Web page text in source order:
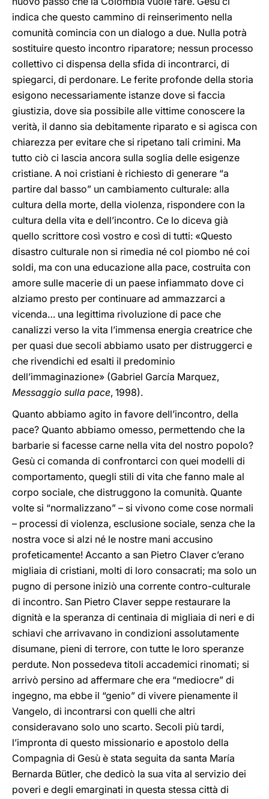
indica che questo cammino di reinserimento nella
comunità comincia con un dialogo a due. Nulla potrà
sostituire questo incontro riparatore; nessun processo
collettivo ci dispensa della sfida di incontrarci, di
spiegarci, di perdonare. Le ferite profonde della storia
esigono necessariamente istanze dove si faccia
giustizia, dove sia possibile alle vittime conoscere la
verità, il danno sia debitamente riparato e si agisca con
chiarezza per evitare che si ripetano tali crimini. Ma
tutto ciò ci lascia ancora sulla soglia delle esigenze
cristiane. A noi cristiani è richiesto di generare “a
partire dal basso” un cambiamento culturale: alla
cultura della morte, della violenza, rispondere con la
cultura della vita e dell’incontro. Ce lo diceva già
quello scrittore così vostro e così di tutti: «Questo
disastro culturale non si rimedia né col piombo né coi
soldi, ma con una educazione alla pace, costruita con
amore sulle macerie di un paese infiammato dove ci
alziamo presto per continuare ad ammazzarci a
vicenda… una legittima rivoluzione di pace che
canalizzi verso la vita l’immensa energia creatrice che
per quasi due secoli abbiamo usato per distruggerci e
che rivendichi ed esalti il predominio
dell’immaginazione» (Gabriel García Marquez,
Messaggio sulla pace, 1998).
Quanto abbiamo agito in favore dell’incontro, della
pace? Quanto abbiamo omesso, permettendo che la
barbarie si facesse carne nella vita del nostro popolo?
Gesù ci comanda di confrontarci con quei modelli di
comportamento, quegli stili di vita che fanno male al
corpo sociale, che distruggono la comunità. Quante
volte si “normalizzano” – si vivono come cose normali
– processi di violenza, esclusione sociale, senza che la
nostra voce si alzi né le nostre mani accusino
profeticamente! Accanto a san Pietro Claver c’erano
migliaia di cristiani, molti di loro consacrati; ma solo un
pugno di persone iniziò una corrente contro-culturale
di incontro. San Pietro Claver seppe restaurare la
dignità e la speranza di centinaia di migliaia di neri e di
schiavi che arrivavano in condizioni assolutamente
disumane, pieni di terrore, con tutte le loro speranze
perdute. Non possedeva titoli accademici rinomati; si
arrivò persino ad affermare che era “mediocre” di
ingegno, ma ebbe il “genio” di vivere pienamente il
Vangelo, di incontrarsi con quelli che altri
consideravano solo uno scarto. Secoli più tardi,
l’impronta di questo missionario e apostolo della
Compagnia di Gesù è stata seguita da santa María
Bernarda Bütler, che dedicò la sua vita al servizio dei
poveri e degli emarginati in questa stessa città di